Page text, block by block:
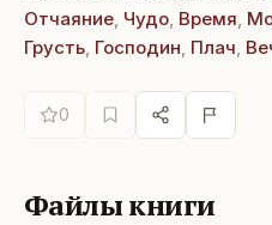
Отчаяние Чудо Время
Грусть Господин Плач
0
Файлы книги